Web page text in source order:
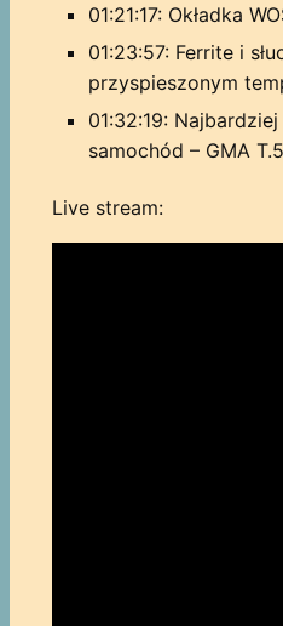
01:21:17: Okładka
01:23:57: Ferrite i
przyspieszonym
01:32:19:
samochód – GMA
Live stream: